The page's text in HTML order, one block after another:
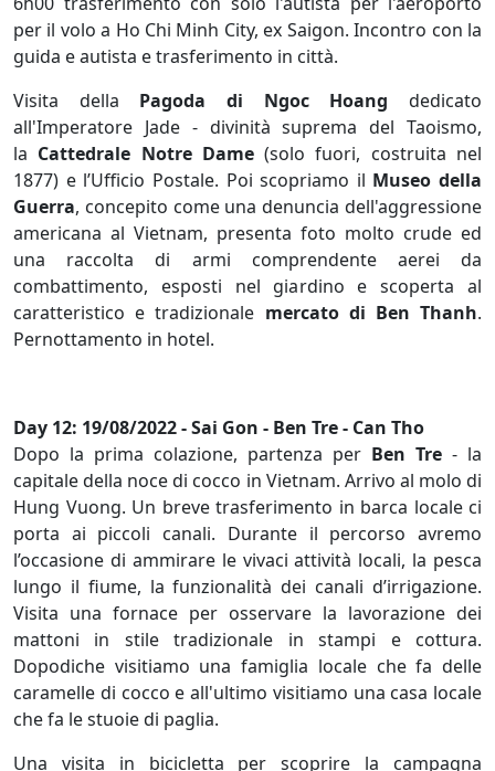
per il volo a Ho Chi Minh City, ex Saigon. Incontro con la
guida e autista e trasferimento in città.
Visita della Pagoda di Ngoc Hoang dedicato
all'Imperatore Jade - divinità suprema del Taoismo,
la Cattedrale Notre Dame(solo fuori, costruita nel
1877) e l’Ufficio Postale. Poi scopriamo il Museo della
Guerra, concepito come una denuncia dell'aggressione
americana al Vietnam, presenta foto molto crude ed
una raccolta di armi comprendente aerei da
combattimento, esposti nel giardino e scoperta al
caratteristico e tradizionale mercato di Ben Thanh.
Pernottamento in hotel.
Day 12: 19/08/2022 - Sai Gon - Ben Tre - Can Tho
Dopo la prima colazione, partenza per Ben Tre - la
capitale della noce di cocco in Vietnam. Arrivo al molo di
Hung Vuong. Un breve trasferimento in barca locale ci
porta ai piccoli canali. Durante il percorso avremo
l’occasione di ammirare le vivaci attività locali, la pesca
lungo il fiume, la funzionalità dei canali d’irrigazione.
Visita una fornace per osservare la lavorazione dei
mattoni in stile tradizionale in stampi e cottura.
Dopodiche visitiamo una famiglia locale che fa delle
caramelle di cocco e all'ultimo visitiamo una casa locale
che fa le stuoie di paglia.
Una visita in bicicletta per scoprire la campagna